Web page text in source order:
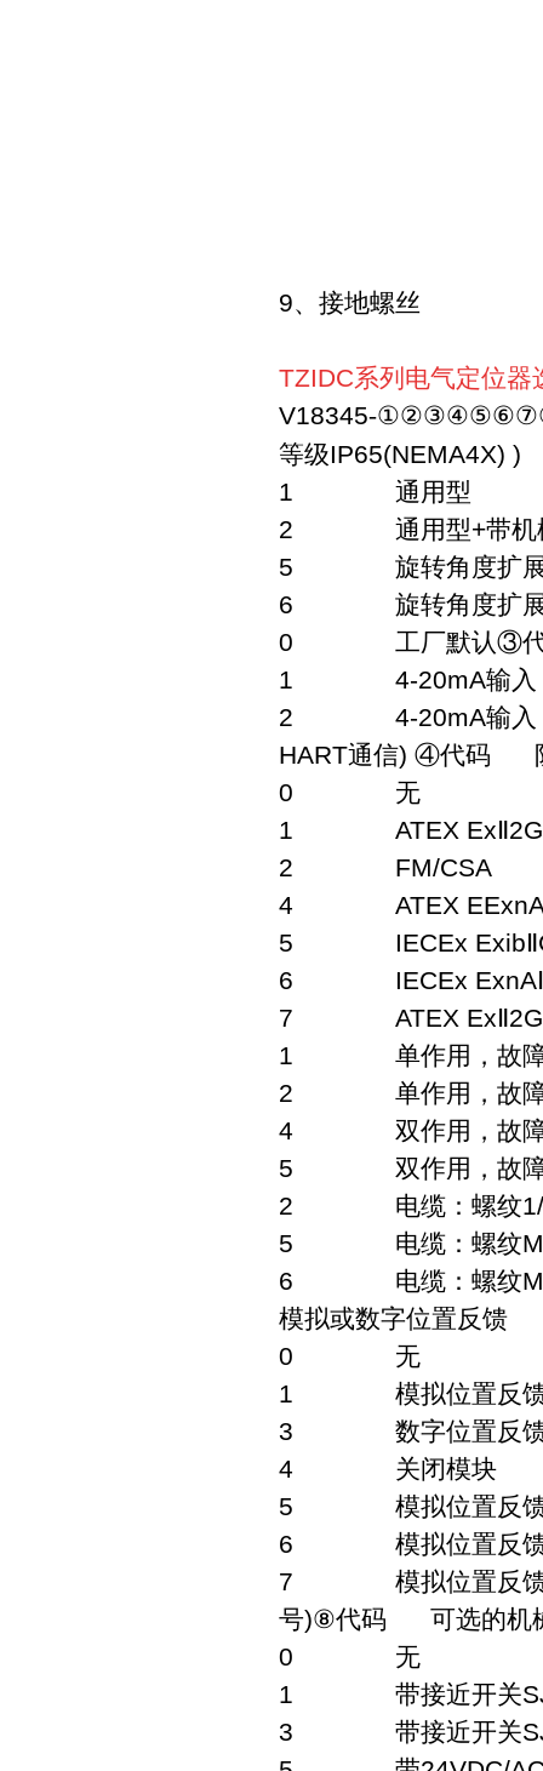
9、接地螺丝
TZIDC系列电气定位器
V18345-
等级IP65(NEMA4X) )
1 通用型
2 通用型+带机械
5 旋转角度扩展
6 旋转角度扩展到
0 工厂默认③代
1 4-20mA输入，
2 4-20mA输入，两
HART通信) ④代码
0 无
1 ATEX ExⅡ2GE
2 FM/CSA
4 ATEX
5 IECEx
6 IECEx
7 ATEX ExⅡ2G
1 单作用，故障
2 单作用，故障
4 双作用，故障
5 双作用，故障
2 电缆：螺纹1/2-
5 电缆：螺纹
6 电缆：螺纹
模拟或数字位置反馈
0 无
1 模拟位置反馈板
3 数字位置反馈
4 关闭模块
5 模拟位置反馈板
6 模拟位置反馈板
7 模拟位置反馈板
号)⑧代码 可选的机
0 无
1 带接近开关SJ2-
3 带接近开关SJ2-